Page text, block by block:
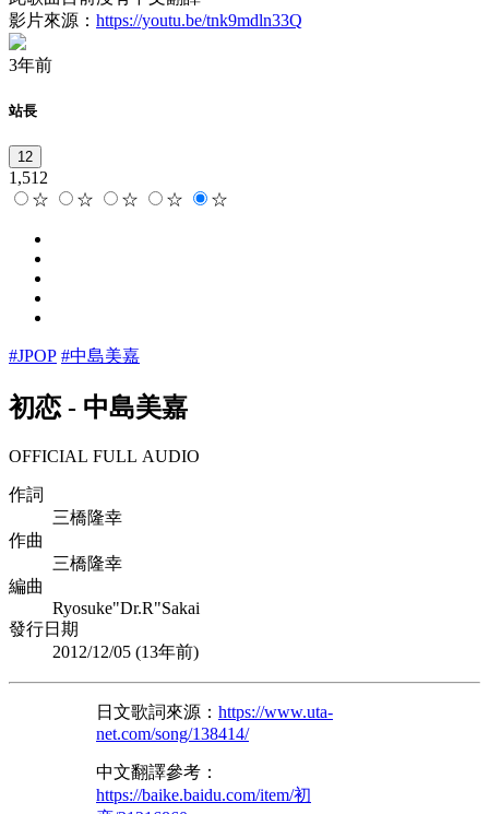
影片來源： https://youtu.be/tnk9mdln33Q
3年前
站長
12
1,512
☆
☆ ☆ ☆ ☆
#JPOP #中島美嘉
初恋- 中島美嘉
OFFICIAL FULL AUDIO
作詞
三橋隆幸
作曲
三橋隆幸
編曲
Ryosuke"Dr.R"Sakai
發行日期
2012/12/05 (13年前)
日文歌詞來源： https://www.uta-
net.com/song/138414/
中文翻譯參考：
https://baike.baidu.com/item/初